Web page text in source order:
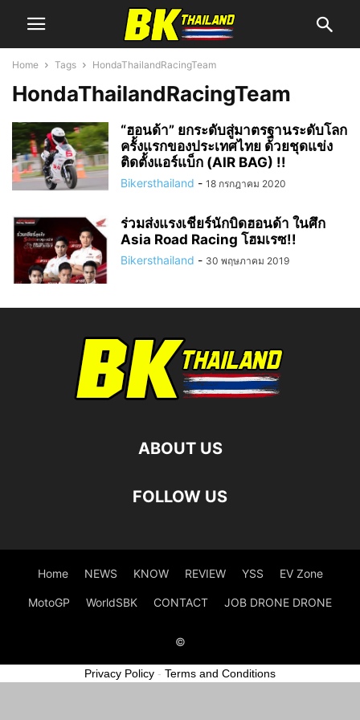
Home Tags HondaThailandRacingTeam
HondaThailandRacingTeam
“ฮอนด้า” ยกระดับสู่มาตรฐานระดับโลก
ครั้งแรกของประเทศไทย ด้วยชุดแข่ง
ติดตั้งแอร์แบ็ก (AIR BAG) !!
Bikersthailand - 18 กรกฎาคม 2020
ร่วมส่งแรงเชียร์นักบิดฮอนด้า ในศึก
Asia Road Racing โฮมเรซ!!
Bikersthailand - 30 พฤษภาคม 2019
ABOUT US
FOLLOW US
Home NEWS KNOW REVIEW YSS EV Zone
MotoGP WorldSBK CONTACT JOB DRONE DRONE
©
Privacy Policy - Terms and Conditions